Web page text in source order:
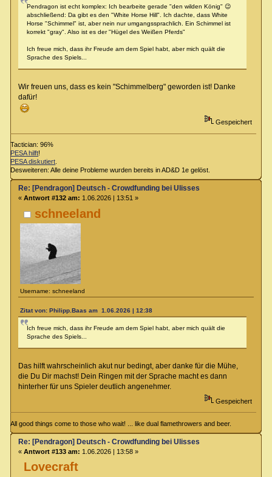
Pendragon ist echt komplex: Ich bearbeite gerade "den wilden König" 😉
abschließend: Da gibt es den "White Horse Hill". Ich dachte, dass White
Horse "Schimmel" ist, aber nein nur umgangssprachlich. Ein Schimmel ist
korrekt "gray". Also ist es der "Hügel des Weißen Pferds"
Ich freue mich, dass ihr Freude am dem Spiel habt, aber mich quält die
Sprache des Spiels...
Wir freuen uns, dass es kein "Schimmelberg" geworden ist! Danke
dafür!
Gespeichert
Tactician: 96%
PESA hilft!
PESA diskutiert
Desweiteren: Alle deine Probleme wurden bereits in AD&D 1e gelöst.
schneeland
Username: schneeland
Re: [Pendragon] Deutsch - Crowdfunding bei Ulisses
« Antwort #132 am: 1.06.2026 | 13:51 »
Zitat von: Philipp.Baas am 1.06.2026 | 12:38
Ich freue mich, dass ihr Freude am dem Spiel habt, aber mich quält die
Sprache des Spiels...
Das hilft wahrscheinlich akut nur bedingt, aber danke für die Mühe,
die Du Dir machst! Dein Ringen mit der Sprache macht es dann
hinterher für uns Spieler deutlich angenehmer.
Gespeichert
All good things come to those who wait! ... like dual flamethrowers and beer.
Lovecraft
Re: [Pendragon] Deutsch - Crowdfunding bei Ulisses
« Antwort #133 am: 1.06.2026 | 13:58 »